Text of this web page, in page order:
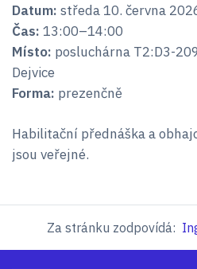
Datum: středa 10. června
Čas: 13:00–14:00
Místo: posluchárna T2:D3-
Dejvice
Forma: prezenčně
Habilitační přednáška a
jsou veřejné.
Za stránku zodpovídá: